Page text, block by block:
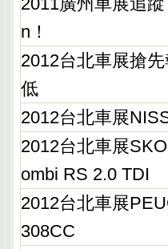
n！
2012台北車展搶
低
2012台北車展
2012台北車展
ombi RS 2.0 TDI
2012台北車展
308CC